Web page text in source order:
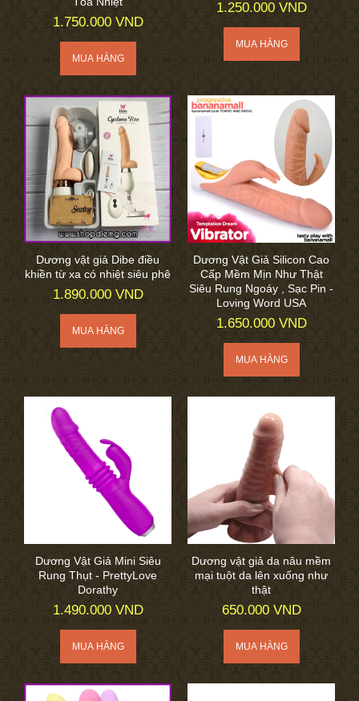
1.750.000 VND
1.250.000 VND
Dương vật giả Dibe điều
khiền từ xa có nhiệt siêu phê
1.890.000 VND
Dương Vật Giả Silicon Cao
Cấp Mềm Mịn Như Thật
Siêu Rung Ngoáy , Sạc Pin -
Loving Word USA
1.650.000 VND
Dương Vật Giả Mini Siêu
Rung Thụt - PrettyLove
Dorathy
1.490.000 VND
Dương vật giả da nâu mềm
mại tuột da lên xuống như
thật
650.000 VND